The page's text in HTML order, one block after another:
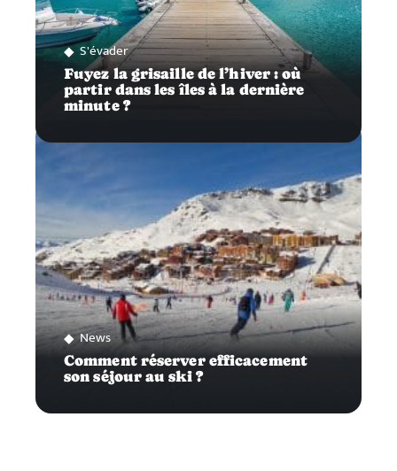
S'évader
Fuyez la grisaille de l’hiver : où
partir dans les îles à la dernière
minute ?
News
Comment réserver efficacement
son séjour au ski ?